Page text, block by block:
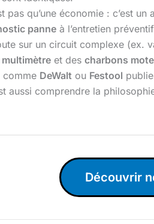
pas qu’une économie : c’est
panne à l’entretien
sur un circuit complexe (ex.
multimètre et des charbons
comme DeWalt ou Festool
aussi comprendre la
Découvrir